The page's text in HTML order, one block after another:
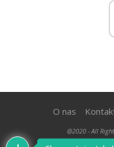
O nas
@2020 - All